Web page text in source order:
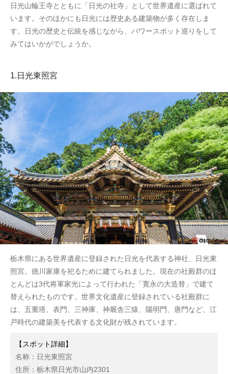
日光山輪王寺とともに「日光の社寺」として世界遺産に選ばれて
います。そのほかにも日光には歴史ある建築物が多く存在しま
す。日光の歴史と伝統を感じながら、パワースポット巡りをして
みてはいかがでしょうか。
1.日光東照宮
栃木県にある世界遺産に登録された日光を代表する神社、日光東
照宮。徳川家康を祀るために建てられました。現在の社殿群のほ
とんどは3代将軍家光によって行われた「寛永の大造替」で建て
替えられたものです。世界文化遺産に登録されている社殿群に
は、五重塔、表門、三神庫、神厩舎三猿、陽明門、唐門など、江
戸時代の建築美を代表する文化財が残されています。
【スポット詳細】
名称：日光東照宮
住所：栃木県日光市山内2301